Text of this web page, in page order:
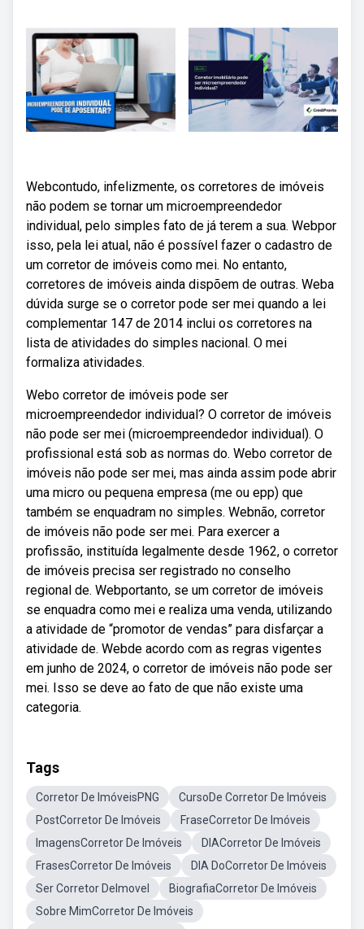
Webcontudo, infelizmente, os corretores de imóveis
não podem se tornar um microempreendedor
individual, pelo simples fato de já terem a sua. Webpor
isso, pela lei atual, não é possível fazer o cadastro de
um corretor de imóveis como mei. No entanto,
corretores de imóveis ainda dispõem de outras. Weba
dúvida surge se o corretor pode ser mei quando a lei
complementar 147 de 2014 inclui os corretores na
lista de atividades do simples nacional. O mei
formaliza atividades.
Webo corretor de imóveis pode ser
microempreendedor individual? O corretor de imóveis
não pode ser mei (microempreendedor individual). O
profissional está sob as normas do. Webo corretor de
imóveis não pode ser mei, mas ainda assim pode abrir
uma micro ou pequena empresa (me ou epp) que
também se enquadram no simples. Webnão, corretor
de imóveis não pode ser mei. Para exercer a
profissão, instituída legalmente desde 1962, o corretor
de imóveis precisa ser registrado no conselho
regional de. Webportanto, se um corretor de imóveis
se enquadra como mei e realiza uma venda, utilizando
a atividade de “promotor de vendas” para disfarçar a
atividade de. Webde acordo com as regras vigentes
em junho de 2024, o corretor de imóveis não pode ser
mei. Isso se deve ao fato de que não existe uma
categoria.
Tags
Corretor De ImóveisPNG
CursoDe Corretor De Imóveis
PostCorretor De Imóveis
FraseCorretor De Imóveis
ImagensCorretor De Imóveis
DIACorretor De Imóveis
FrasesCorretor De Imóveis
DIA DoCorretor De Imóveis
Ser Corretor DeImovel
BiografiaCorretor De Imóveis
Sobre MimCorretor De Imóveis